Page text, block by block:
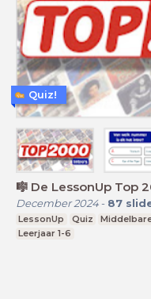
🎼 De LessonUp Top
December 2024- 87
LessonUp Quiz
Leerjaar 1-6
Quiz!